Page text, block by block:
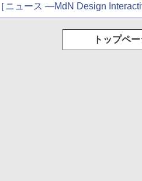
［ニュース ―MdN Design
トップペ